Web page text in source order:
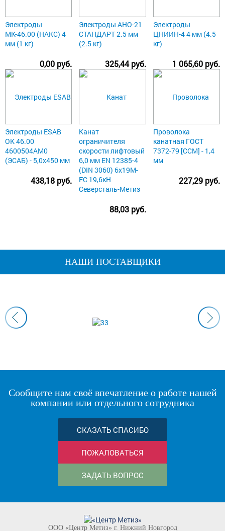
Электроды
МК-46.00 (НАКС) 4
мм (1 кг)
0,00 руб.
Электроды АНО-21
СТАНДАРТ 2.5 мм
(2.5 кг)
325,44 руб.
Электроды
ЦНИИН-4 4 мм (4.5
кг)
1 065,60 руб.
Электроды ESAB
ОК 46.00
4600504AM0
(ЭСАБ) - 5,0х450 мм
438,18 руб.
Канат
ограничителя
скорости лифтовый
6,0 мм EN 12385-4
(DIN 3060) 6х19M-
FC 19,6кН
Северсталь-Метиз
88,03 руб.
Проволока
канатная ГОСТ
7372-79 [ССМ] - 1,4
мм
227,29 руб.
НАШИ ПОСТАВЩИКИ
Сообщите нам своё впечатление о работе нашей
компании или отдельного сотрудника
СКАЗАТЬ СПАСИБО
ПОЖАЛОВАТЬСЯ
ЗАДАТЬ ВОПРОС
ООО «Центр Метиз» г. Нижний Новгород